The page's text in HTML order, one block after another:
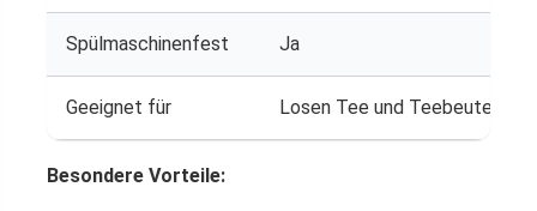
Spülmaschinenfest Ja
Geeignet für Losen Tee und Teebeutel
Besondere Vorteile: